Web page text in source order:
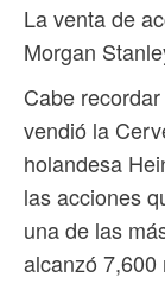
La venta de
Morgan
Cabe
vendió la
holandesa
las acciones
una de las
alcanzó 7,600